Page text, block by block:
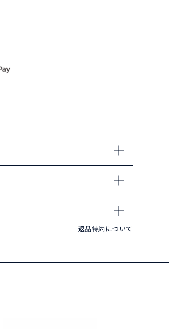
返品特約について